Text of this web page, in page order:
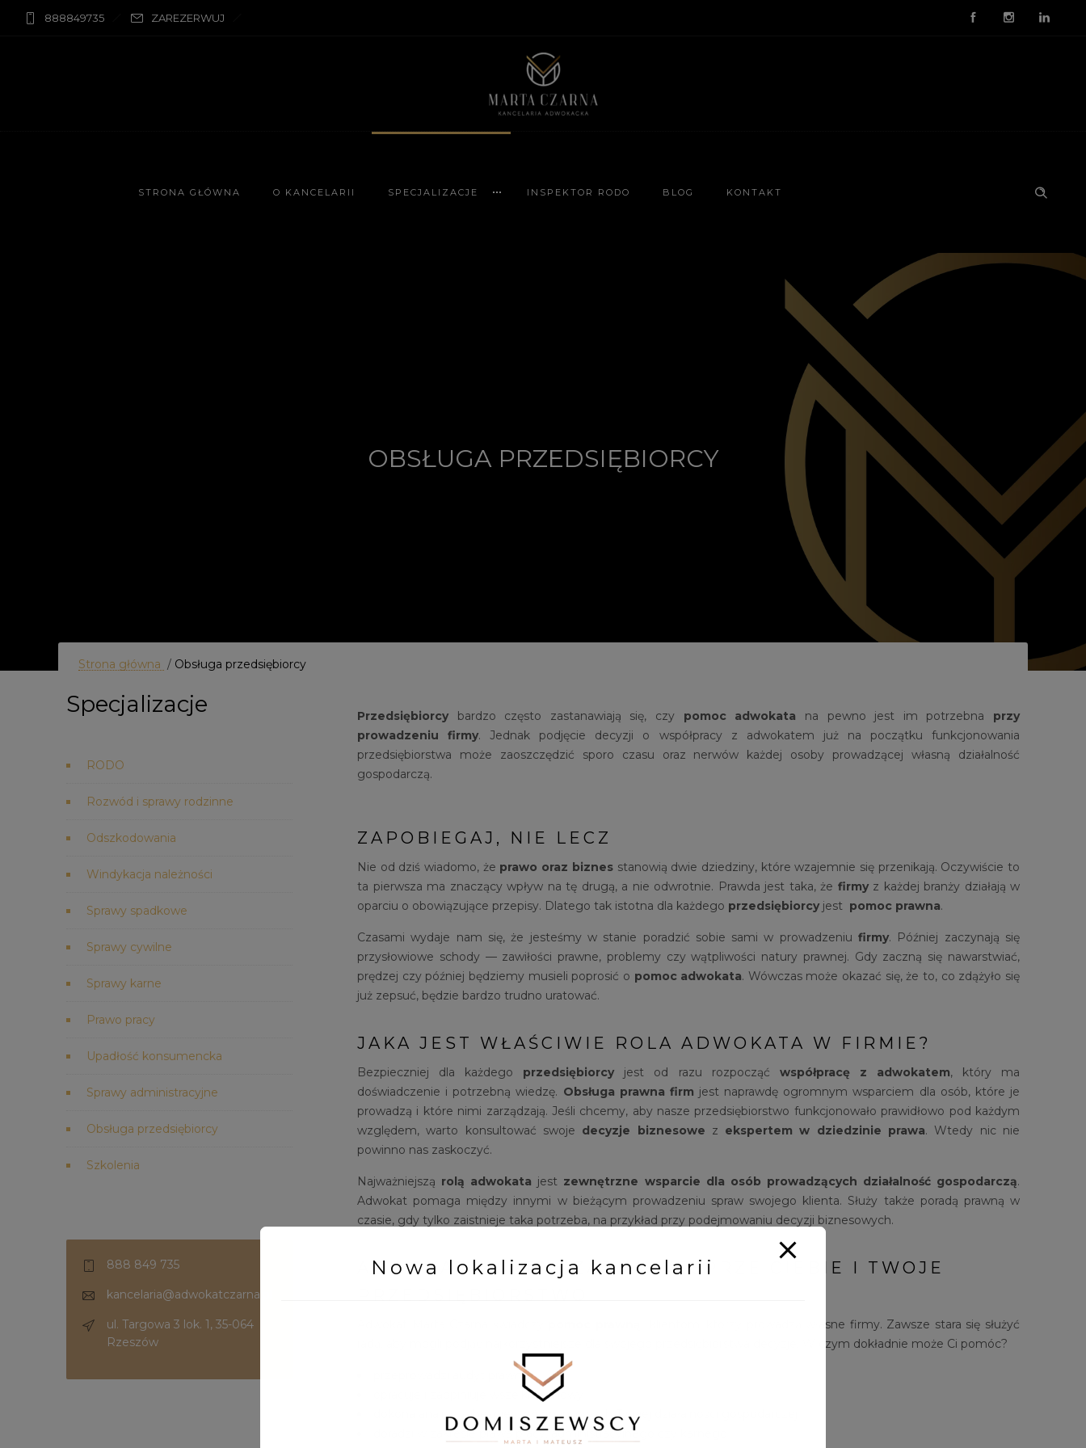
888849735 ZAREZERWUJ
STRONA GŁÓWNA O KANCELARII SPECJALIZACJE INSPEKTOR RODO BLOG KONTAKT
OBSŁUGA PRZEDSIĘBIORCY
Strona główna / Obsługa przedsiębiorcy
Specjalizacje
RODO
Rozwód i sprawy rodzinne
Odszkodowania
Windykacja należności
Sprawy spadkowe
Sprawy cywilne
Sprawy karne
Prawo pracy
Upadłość konsumencka
Sprawy administracyjne
Obsługa przedsiębiorcy
Szkolenia
888 849 735
kancelaria@adwokatczarna.pl
ul. Targowa 3 lok. 1, 35-064
Rzeszów
Przedsiębiorcybardzo często zastanawiają się, czy pomoc adwokata na pewno jest im potrzebna przy
prowadzeniu firmy. Jednak podjęcie decyzji o współpracy z adwokatem już na początku funkcjonowania
przedsiębiorstwa może zaoszczędzić sporo czasu oraz nerwów każdej osoby prowadzącej własną działalność
gospodarczą.
ZAPOBIEGAJ, NIE LECZ
Nie od dziś wiadomo, że prawo oraz biznesstanowią dwie dziedziny, które wzajemnie się przenikają. Oczywiście to
ta pierwsza ma znaczący wpływ na tę drugą, a nie odwrotnie. Prawda jest taka, że firmyz każdej branży działają w
oparciu o obowiązujące przepisy. Dlatego tak istotna dla każdego przedsiębiorcy jest pomoc prawna.
Czasami wydaje nam się, że jesteśmy w stanie poradzić sobie sami w prowadzeniufirmy. Później zaczynają się
przysłowiowe schody —zawiłości prawne, problemy czy wątpliwości natury prawnej. Gdy zaczną się nawarstwiać,
prędzej czy później będziemy musieli poprosić o pomoc adwokata. Wówczas może okazać się, że to, co zdążyło się
już zepsuć, będzie bardzo trudno uratować.
JAKA JEST WŁAŚCIWIE ROLA ADWOKATA W FIRMIE?
Bezpieczniej dla każdego przedsiębiorcyjest od razu rozpocząć współpracę z adwokatem, który ma
doświadczenie i potrzebną wiedzę. Obsługa prawna firm jest naprawdę ogromnym wsparciem dla osób, które je
prowadzą i które nimi zarządzają. Jeśli chcemy, aby nasze przedsiębiorstwo funkcjonowało prawidłowo pod każdym
względem, warto konsultować swoje decyzje biznesowe z ekspertem w dziedzinie prawa. Wtedy nic nie
powinno nas zaskoczyć.
Najważniejszą rolą adwokata jest zewnętrzne wsparcie dla osób prowadzących działalność gospodarczą.
Adwokat pomaga między innymi w bieżącym prowadzeniu spraw swojego klienta. Służy także poradą prawną w
czasie, gdy tylko zaistnieje taka potrzeba, na przykład przy podejmowaniu decyzji biznesowych.
ADWOKAT MARTA CZARNA WESPRZE CIEBIE I TWOJE
klientom, którzy prowadzą własne firmy. Zawsze stara się służyć
radą, aby mogli podjąć najkorzystniejsze dla swojego przedsiębiorstwa decyzje. W czym dokładnie może Ci pomóc?
przeprowadzi audyt prawny
opracuje i zaopiniuje wszelkie umowy
dokona analizy zabezpieczeń finansowych Twojej działalności gospodarczej
doradzi w zakresie prawa pracy, administracyjnego czy karnego
Nowa lokalizacja kancelarii